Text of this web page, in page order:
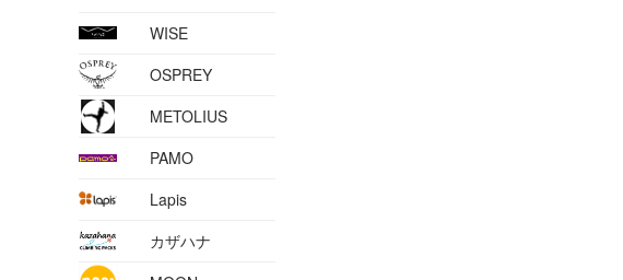
WISE
OSPREY
METOLIUS
PAMO
Lapis
カザハナ